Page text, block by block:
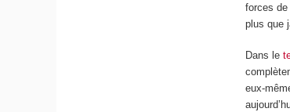
forces de
plus que
Dans le
eux-